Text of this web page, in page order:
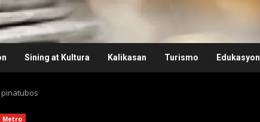
Sining at Kultura Kalikasan Turismo Edukasyon
Metro